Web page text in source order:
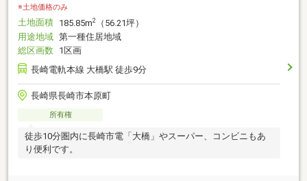
※土地価格のみ
土地面積 185.85m2
（56.21坪）
用途地域 第一種住居地域
総区画数 1区画
長崎電軌本線 大橋駅 徒歩9分
長崎県長崎市本原町
所有権
徒歩10分圏内に長崎市電「大橋」やスーパー、コンビニもあ
り便利です。